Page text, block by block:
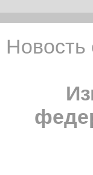
Новость